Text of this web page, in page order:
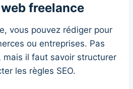
freelance
vous pouvez rédiger pour
ou entreprises. Pas
mais il faut savoir structurer
les règles SEO.